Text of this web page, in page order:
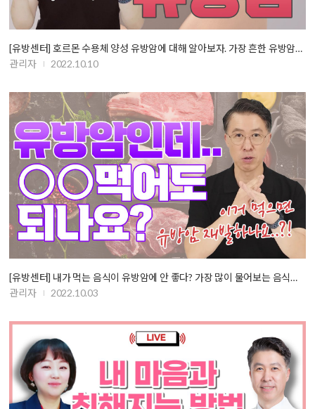
[유방센터] 호르몬 수용체 양성 유방암에 대해 알아보자. 가장 흔한 유방암…
관리자
2022.10.10
[유방센터] 내가 먹는 음식이 유방암에 안 좋다? 가장 많이 물어보는 음식…
관리자
2022.10.03